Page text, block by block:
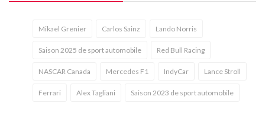
Mikael Grenier Carlos Sainz Lando Norris
Saison 2025 de sport automobile Red Bull Racing
NASCAR Canada Mercedes F1 IndyCar Lance Stroll
Ferrari Alex Tagliani Saison 2023 de sport automobile